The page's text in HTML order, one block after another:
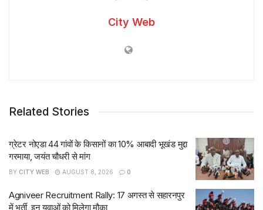
City Web
Related Stories
ग्रेटर नोएडा 44 गांवों के किसानों का 10% आबादी भूखंड मुद्दा
गरमाया, जयंत चौधरी से मांग
BY CITY WEB AUGUST 8, 2026 0
Agniveer Recruitment Rally: 17 अगस्त से सहारनपुर
में भर्ती, इन युवाओं को मिलेगा मौका